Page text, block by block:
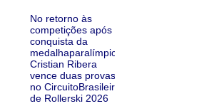
No retorno às
competições após a
conquista da
medalhaparalímpica,
Cristian Ribera
vence duas provas
no CircuitoBrasileiro
de Rollerski 2026